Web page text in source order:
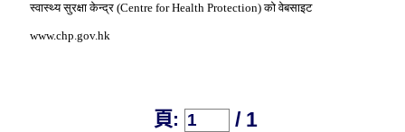
स्वास्थ्य सुरक्षा केन्द्र (Centre for Health Protection) को वेबसाइट
www.chp.gov.hk
頁: / 1